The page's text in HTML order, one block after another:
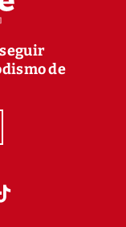
de